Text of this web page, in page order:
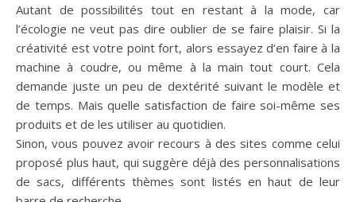
Autant de possibilités tout en restant à la mode, car
l’écologie ne veut pas dire oublier de se faire plaisir. Si la
créativité est votre point fort, alors essayez d’en faire à la
machine à coudre, ou même à la main tout court. Cela
demande juste un peu de dextérité suivant le modèle et
de temps. Mais quelle satisfaction de faire soi-même ses
produits et de les utiliser au quotidien.
Sinon, vous pouvez avoir recours à des sites comme celui
proposé plus haut, qui suggère déjà des personnalisations
de sacs, différents thèmes sont listés en haut de leur